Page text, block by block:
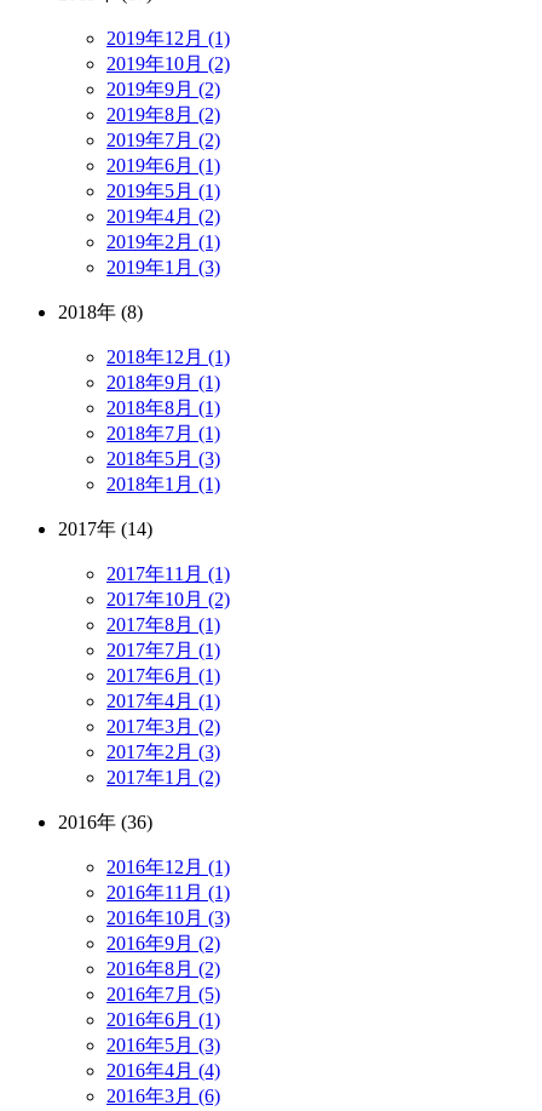
2019年12月 (1)
2019年10月 (2)
2019年9月 (2)
2019年8月 (2)
2019年7月 (2)
2019年6月 (1)
2019年5月 (1)
2019年4月 (2)
2019年2月 (1)
2019年1月 (3)
2018年 (8)
2018年12月 (1)
2018年9月 (1)
2018年8月 (1)
2018年7月 (1)
2018年5月 (3)
2018年1月 (1)
2017年 (14)
2017年11月 (1)
2017年10月 (2)
2017年8月 (1)
2017年7月 (1)
2017年6月 (1)
2017年4月 (1)
2017年3月 (2)
2017年2月 (3)
2017年1月 (2)
2016年 (36)
2016年12月 (1)
2016年11月 (1)
2016年10月 (3)
2016年9月 (2)
2016年8月 (2)
2016年7月 (5)
2016年6月 (1)
2016年5月 (3)
2016年4月 (4)
2016年3月 (6)